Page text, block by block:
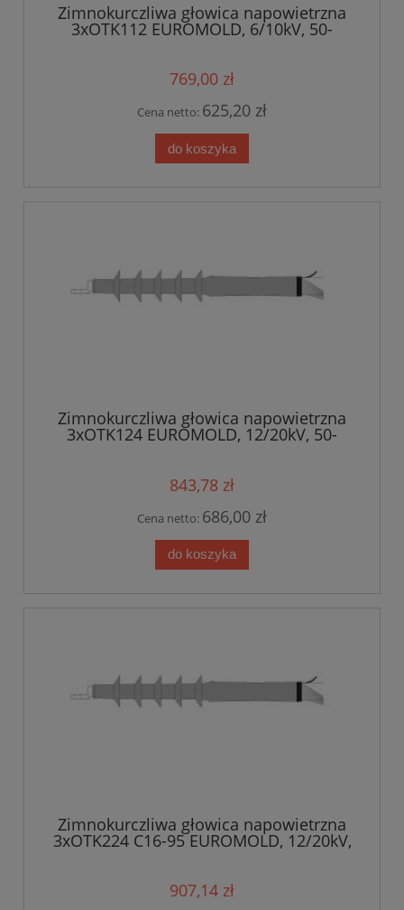
Zimnokurczliwa głowica napowietrzna
3xOTK112 EUROMOLD, 6/10kV, 50-
769,00 zł
Cena netto: 625,20 zł
do koszyka
Zimnokurczliwa głowica napowietrzna
3xOTK124 EUROMOLD, 12/20kV, 50-
843,78 zł
Cena netto: 686,00 zł
do koszyka
Zimnokurczliwa głowica napowietrzna
3xOTK224 C16-95 EUROMOLD, 12/20kV,
907,14 zł